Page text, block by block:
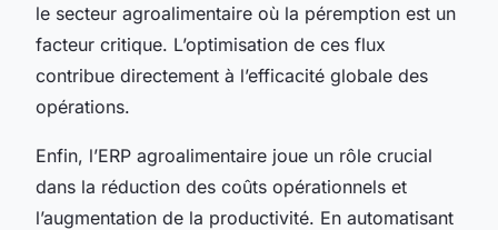
le secteur agroalimentaire où la péremption est un
facteur critique. L’optimisation de ces flux
contribue directement à l’efficacité globale des
opérations.
Enfin, l’ERP agroalimentaire joue un rôle crucial
dans la réduction des coûts opérationnels et
l’augmentation de la productivité. En automatisant